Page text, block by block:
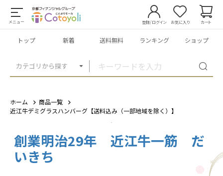
メニュー
カテゴリから探す
登録/ログイン お気に入り カート
トップ 新着 送料無料 ランキング ショップ
ホーム
商品一覧
近江牛デミグラスハンバーグ【送料込み（一部地域を除く）】
1 /
創業明治29年 近江牛一筋 だ
いきち